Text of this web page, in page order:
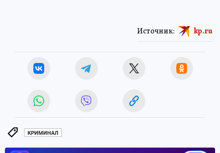
Источник: kp.ru
КРИМИНАЛ